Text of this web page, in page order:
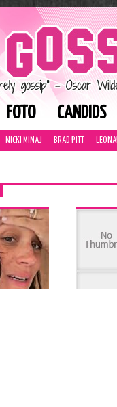
FOTO CANDIDS
NICKI MINAJ BRAD PITT